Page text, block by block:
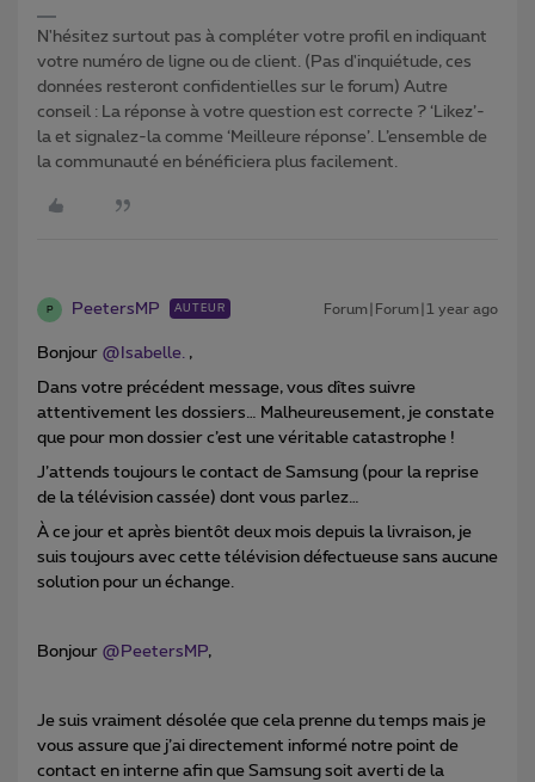
N'hésitez surtout pas à compléter votre profil en indiquant
votre numéro de ligne ou de client. (Pas d'inquiétude, ces
données resteront confidentielles sur le forum) Autre
conseil : La réponse à votre question est correcte ? ‘Likez’-
la et signalez-la comme ‘Meilleure réponse’. L’ensemble de
la communauté en bénéficiera plus facilement.
P PeetersMP AUTEUR Forum|Forum|1 year ago
Bonjour ​ @Isabelle. ,
Dans votre précédent message, vous dîtes suivre
attentivement les dossiers… Malheureusement, je constate
que pour mon dossier c’est une véritable catastrophe !
J’attends toujours le contact de Samsung (pour la reprise
de la télévision cassée) dont vous parlez…
À ce jour et après bientôt deux mois depuis la livraison, je
suis toujours avec cette télévision défectueuse sans aucune
solution pour un échange.
Bonjour ​ @PeetersMP,
Je suis vraiment désolée que cela prenne du temps mais je
vous assure que j’ai directement informé notre point de
contact en interne afin que Samsung soit averti de la